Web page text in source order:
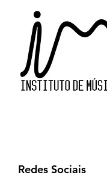
Redes Sociais